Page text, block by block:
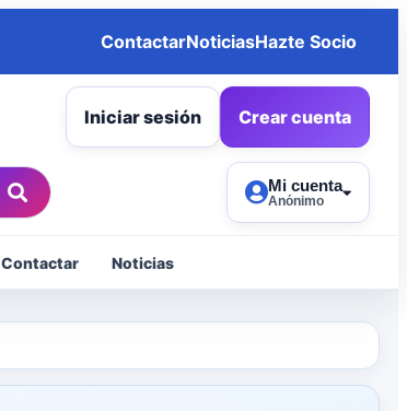
ContactarNoticiasHazte Socio
Iniciar sesión Crear cuenta
Mi cuenta
Anónimo
Contactar Noticias